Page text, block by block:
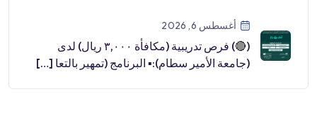
أغسطس 6, 2026
(🔴) فرص تدريبية (مكافأة ٣,٠٠٠ ريال) لدى
(جامعة الأمير سطام):▪️ البرنامج (تمهير بالتعا […]